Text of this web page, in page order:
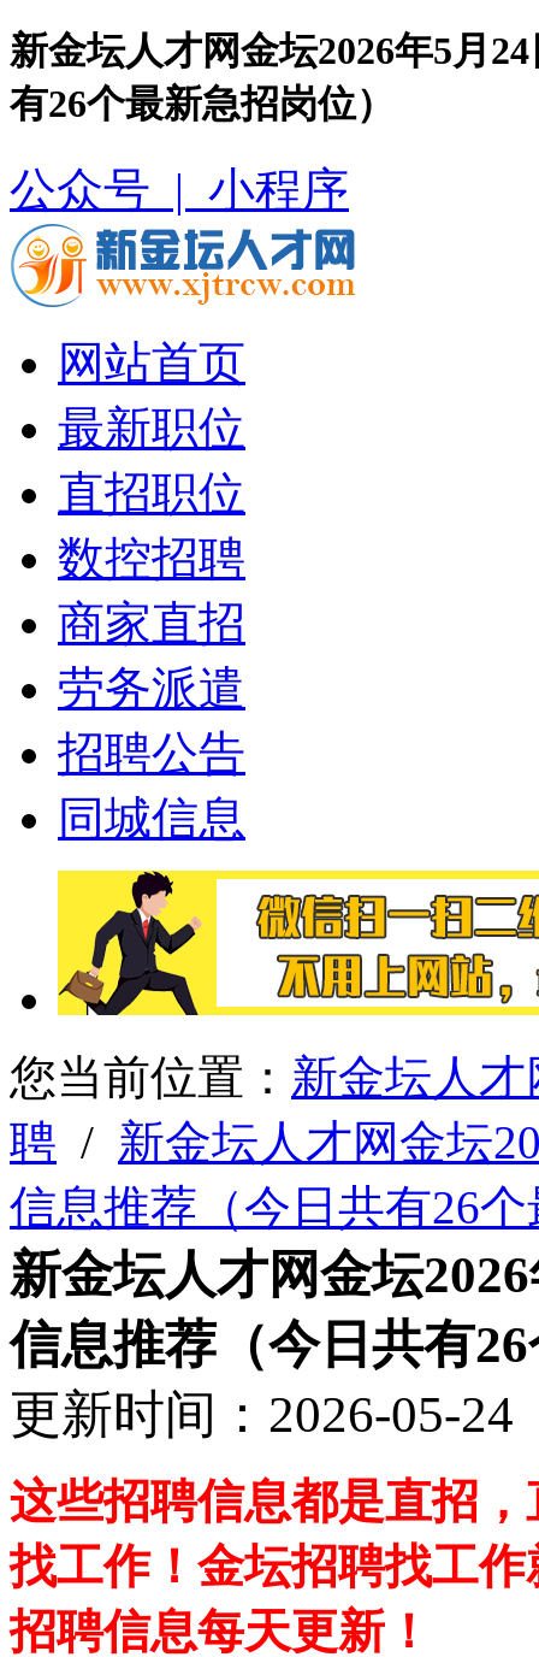
新金坛人才网金坛2026年5月
有26个最新急招岗位）
公众号 | 小程序
网站首页
最新职位
直招职位
数控招聘
商家直招
劳务派遣
招聘公告
同城信息
您当前位置： 新金坛人才
聘 / 新金坛人才网金坛
信息推荐（今日共有26
新金坛人才网金坛
信息推荐（今日共有
更新时间：2026-05-
这些招聘信息都是直招
找工作！金坛招聘找工
招聘信息每天更新！